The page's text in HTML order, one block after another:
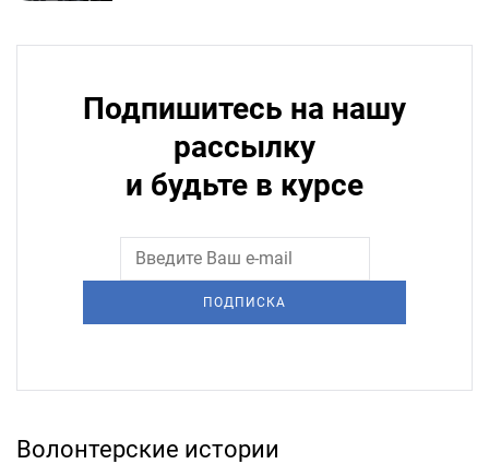
Подпишитесь на нашу
рассылку
и будьте в курсе
ПОДПИСКА
Волонтерские истории